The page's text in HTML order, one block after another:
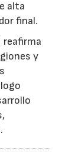
alta
final.
reafirma
y